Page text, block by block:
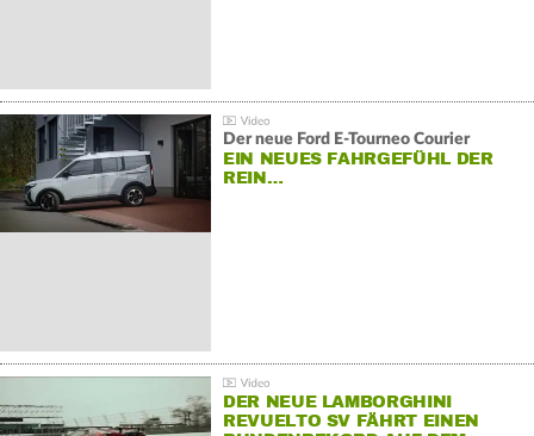
Der neue Ford E-Tourneo Courier
EIN NEUES FAHRGEFÜHL DER
REIN…
DER NEUE LAMBORGHINI
REVUELTO SV FÄHRT EINEN